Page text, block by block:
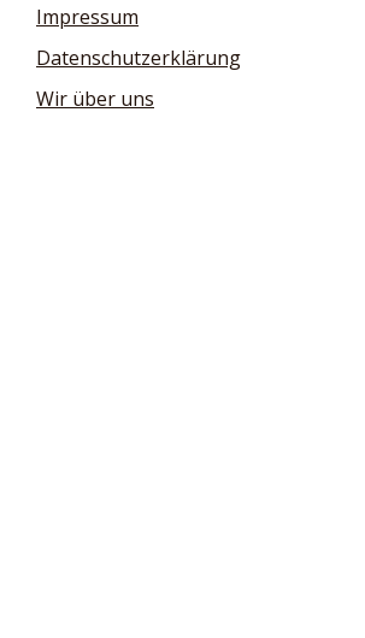
Impressum
Datenschutzerklärung
Wir über uns